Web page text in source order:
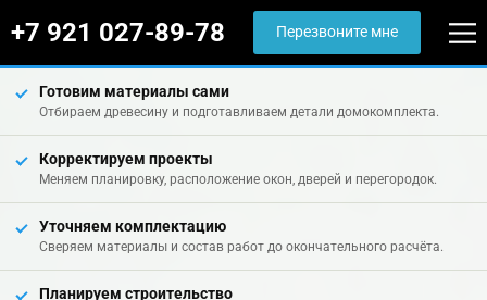
+7 921 027-89-78 Перезвоните мне
Готовим материалы сами
Отбираем древесину и подготавливаем детали домокомплекта.
Корректируем проекты
Меняем планировку, расположение окон, дверей и перегородок.
Уточняем комплектацию
Сверяем материалы и состав работ до окончательного расчёта.
Планируем строительство